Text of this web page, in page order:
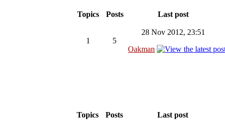
Topics Posts
Last post
1 5
28 Nov 2012, 23:51
Oakman
Topics Posts
Last post